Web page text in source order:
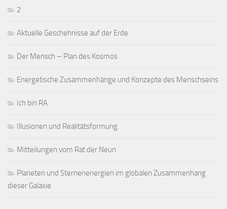
2
Aktuelle Geschehnisse auf der Erde
Der Mensch – Plan des Kosmos
Energetische Zusammenhänge und Konzepte des Menschseins
Ich bin RA
Illusionen und Realitätsformung
Mitteilungen vom Rat der Neun
Planeten und Sternenenergien im globalen Zusammenhang
dieser Galaxie